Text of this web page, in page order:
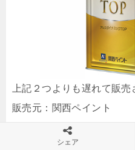
上記２つよりも遅れて販売
販売元：関西ペイント
シェア